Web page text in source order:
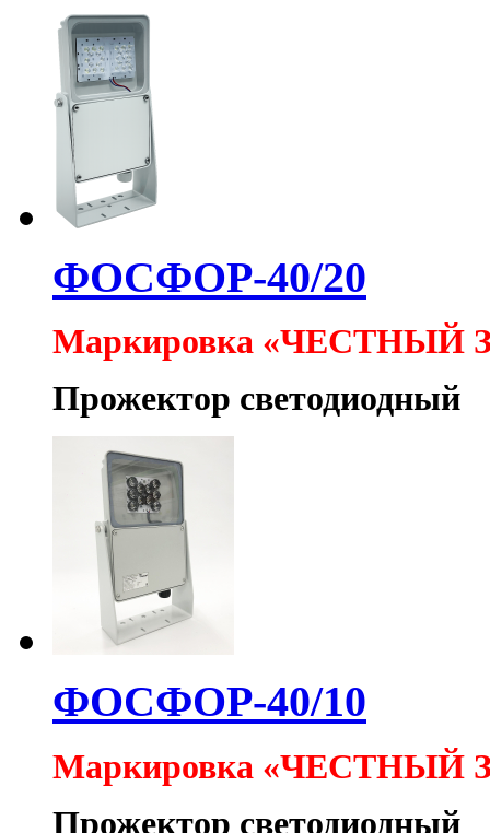
ФОСФОР-40/20
Маркировка «ЧЕСТНЫЙ
Прожектор светодиодный
ФОСФОР-40/10
Маркировка «ЧЕСТНЫЙ
Прожектор светодиодный